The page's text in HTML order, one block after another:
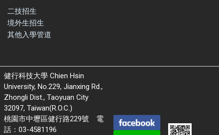
二技招生
境外生招生
其他入學管道
健行科技大學 Chien Hsin
University, No.229, Jianxing Rd.,
Zhongli Dist., Taoyuan City
32097, Taiwan(R.O.C.)
桃園市中壢區健行路229號 電
話：03-4581196